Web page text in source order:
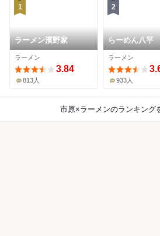
1
ラーメン濱野家
ラーメン
3.84
813人
2
らーめん八平
ラーメン
933人
市原×ラーメンのランキング